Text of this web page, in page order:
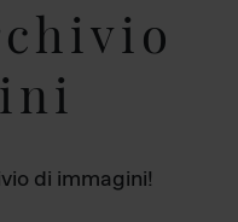
di immagini!